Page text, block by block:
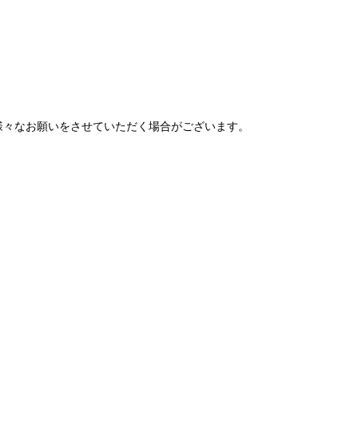
なお願いをさせていただく場合がございます。